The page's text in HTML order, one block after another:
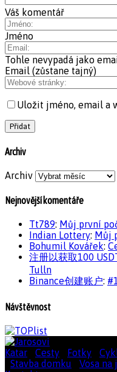
Váš komentář
Jméno
Tohle nevypadá jako
Email (zůstane tajný)
Uložit jméno, email a
Archiv
Archiv
Nejnovější komentáře
Tt789: Můj první
Indian Lottery: Můj
Bohumil Kovářek:
注册以获取100
Tulln
Binance创建账户:
Návštěvnost
Katar Cesty Fotky
Stavba domku Vosa na